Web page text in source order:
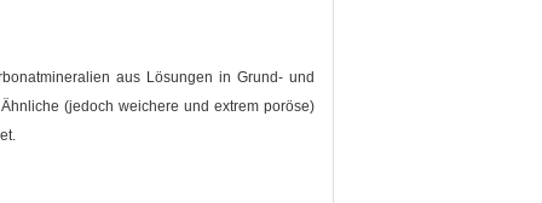
aus Lösungen in Grund- und
(jedoch weichere und extrem poröse)